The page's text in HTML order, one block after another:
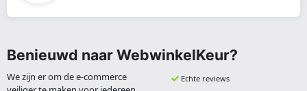
Benieuwd naar WebwinkelKeur?
We zijn er om de e-commerce
Echte reviews